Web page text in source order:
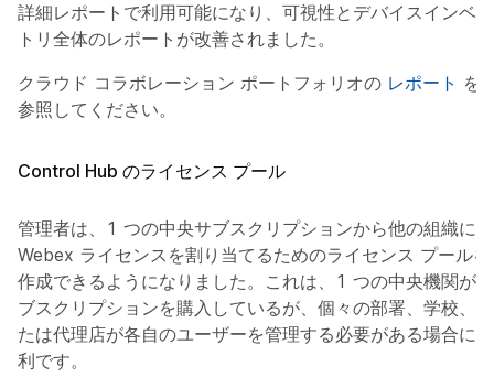
詳細レポートで利用可能になり、可視性とデバイスインベン
トリ全体のレポートが改善されました。
クラウド コラボレーション ポートフォリオの レポート を
参照してください。
Control Hub のライセンス プール
管理者は、1 つの中央サブスクリプションから他の組織に
Webex ライセンスを割り当てるためのライセンス プールを
作成できるようになりました。これは、1 つの中央機関がサ
ブスクリプションを購入しているが、個々の部署、学校、ま
たは代理店が各自のユーザーを管理する必要がある場合に便
利です。